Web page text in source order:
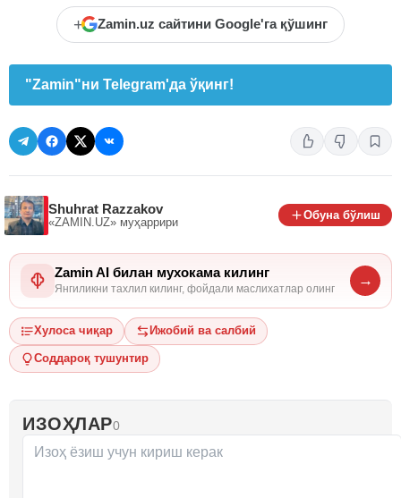
+ Zamin.uz сайтини Google'га қўшинг
"Zamin"ни Telegram'да ўқинг!
Shuhrat Razzakov
«ZAMIN.UZ» муҳаррири
Обуна бўлиш
Zamin AI билан мухокама килинг
Янгиликни тахлил килинг, фойдали маслихатлар олинг
→
Хулоса чиқар Ижобий ва салбий
Соддароқ тушунтир
ИЗОҲЛАР0